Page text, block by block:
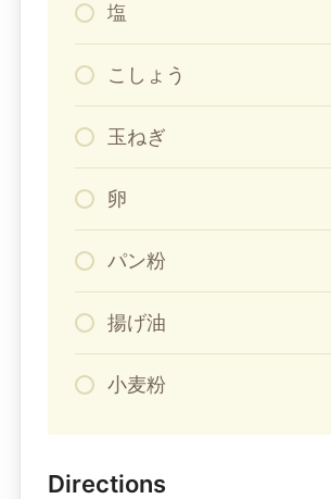
塩
こしょう
玉ねぎ
卵
パン粉
揚げ油
小麦粉
Directions